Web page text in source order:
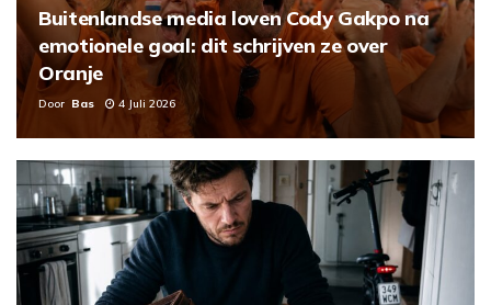
Buitenlandse media loven Cody Gakpo na
emotionele goal: dit schrijven ze over
Oranje
Door Bas 4 Juli 2026